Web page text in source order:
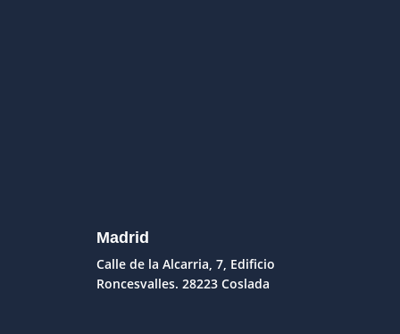
Madrid
Calle de la Alcarria, 7, Edificio
Roncesvalles. 28223 Coslada